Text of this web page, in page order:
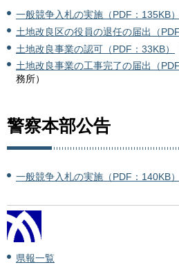
一般競争入札の実施（PDF：135KB）
土地改良区の役員の退任の届出（PDF
土地改良事業の認可（PDF：33KB）
土地改良事業の工事完了の届出（PDF
務所）
警察本部公告
一般競争入札の実施（PDF：140KB）
県報一覧